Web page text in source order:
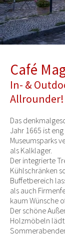
Café
In- &
Allrounder!
Das
Jahr 1665 ist
Museumsparks
als Kalklager.
Der integrierte
Kühlschränken
Buffetbereich
als auch
kaum Wünsche
Der schöne
Holzmöbeln